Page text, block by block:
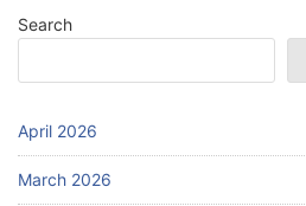
Search
April 2026
March 2026